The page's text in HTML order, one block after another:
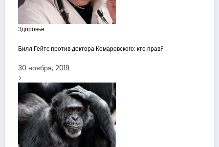
Здоровье
Билл Гейтс против доктора Комаровского: кто прав?
30 ноября, 2019